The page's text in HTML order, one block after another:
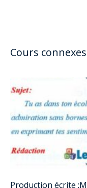
Cours connexes
Production écrite